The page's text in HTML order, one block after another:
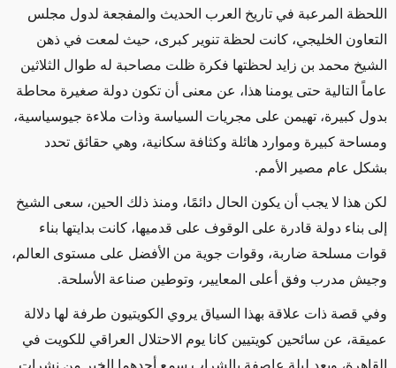
اللحظة المرعبة في تاريخ العرب الحديث والمفجعة لدول مجلس
التعاون الخليجي، كانت لحظة تنوير كبرى، حيث لمعت في ذهن
الشيخ محمد بن زايد لحظتها فكرة ظلت مصاحبة له طوال الثلاثين
عاماً التالية حتى يومنا هذا، عن معنى أن تكون دولة صغيرة محاطة
بدول كبيرة، تهيمن على مجريات السياسة وذات ملاءة جيوسياسية،
ومساحة كبيرة وموارد هائلة وكثافة سكانية، وهي حقائق تحدد
بشكل عام مصير الأمم.
لكن هذا لا يجب أن يكون الحال دائمًا، ومنذ ذلك الحين، سعى الشيخ
إلى بناء دولة قادرة على الوقوف على قدميها، كانت بدايتها بناء
قوات مسلحة ضاربة، وقوات جوية من الأفضل على مستوى العالم،
وجيش مدرب وفق أعلى المعايير، وتوطين صناعة الأسلحة.
وفي قصة ذات علاقة بهذا السياق يروي الكويتيون طرفة لها دلالة
عميقة، عن سائحين كويتيين كانا يوم الاحتلال العراقي للكويت في
القاهرة، وبعد ليلة عاصفة بالشراب سمع أحدهما الخبر من نشرات